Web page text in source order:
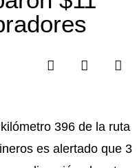
396 de la ruta
es alertado que 3